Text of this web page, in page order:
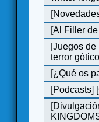
[
[Al Filler
[Juegos de
terror
[¿Qué os
[Podcasts]
[